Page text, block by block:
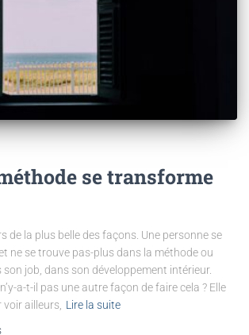
se transforme
de la plus belle des façons. Une personne se
ne se trouve pas-plus dans la méthode ou
son job, dans son développement intérieur.
a-t-il pas une autre façon de faire cela ? Elle
voir ailleurs, Lire la suite